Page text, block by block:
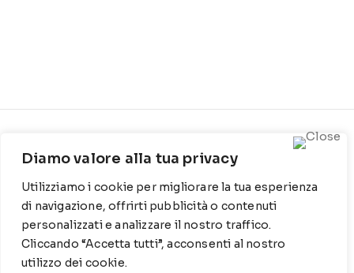
Diamo valore alla tua privacy
Utilizziamo i cookie per migliorare la tua esperienza
di navigazione, offrirti pubblicità o contenuti
personalizzati e analizzare il nostro traffico.
Cliccando “Accetta tutti”, acconsenti al nostro
utilizzo dei cookie.
1316 - 70044 Polignano a
mare
T
WZ: 329 6510725
Cookie Policy
Privacy Policy